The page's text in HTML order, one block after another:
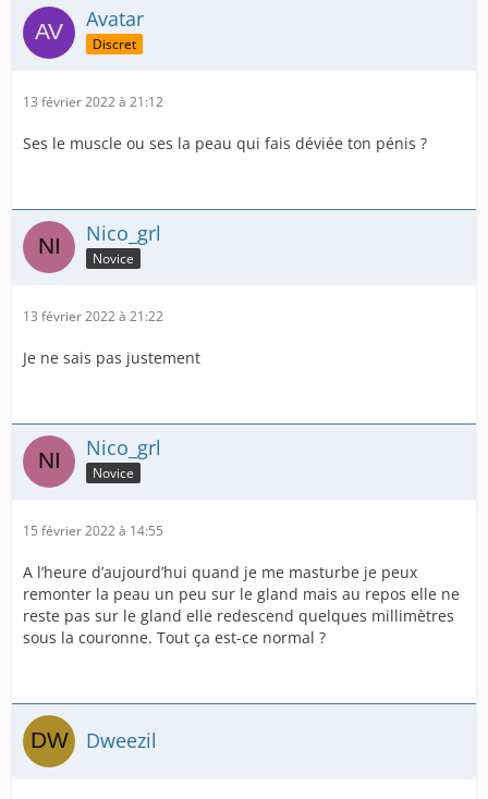
Avatar
Discret
13 février 2022 à 21:12
Ses le muscle ou ses la peau qui fais déviée ton pénis ?
Nico_grl
Novice
13 février 2022 à 21:22
Je ne sais pas justement
Nico_grl
Novice
15 février 2022 à 14:55
A l’heure d’aujourd’hui quand je me masturbe je peux
remonter la peau un peu sur le gland mais au repos elle ne
reste pas sur le gland elle redescend quelques millimètres
sous la couronne. Tout ça est-ce normal ?
Dweezil